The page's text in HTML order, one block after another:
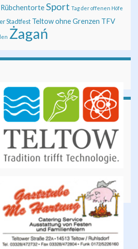
RübchentorteSport Tag der offenen Höfe
Stadtfest Teltow ohne Grenzen TFV
Żagań